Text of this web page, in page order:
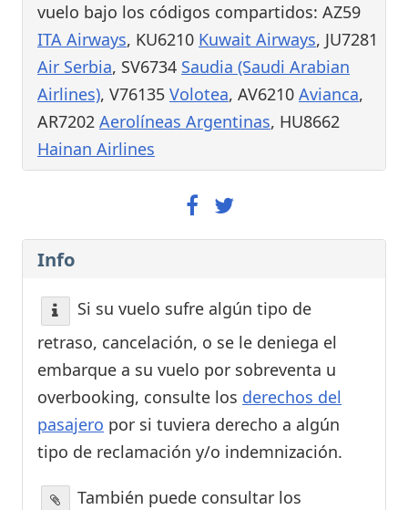
vuelo bajo los códigos compartidos: AZ59
ITA Airways, KU6210 Kuwait Airways, JU7281
Air Serbia, SV6734 Saudia (Saudi Arabian
Airlines), V76135 Volotea, AV6210 Avianca,
AR7202 Aerolíneas Argentinas, HU8662
Hainan Airlines
Info
Si su vuelo sufre algún tipo de
retraso, cancelación, o se le deniega el
embarque a su vuelo por sobreventa u
overbooking, consulte los derechos del
pasajero por si tuviera derecho a algún
tipo de reclamación y/o indemnización.
También puede consultar los